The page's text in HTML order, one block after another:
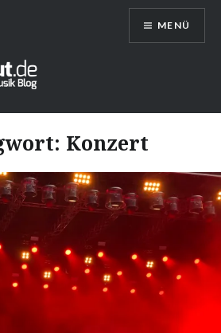
Blog
MENÜ
Konzert